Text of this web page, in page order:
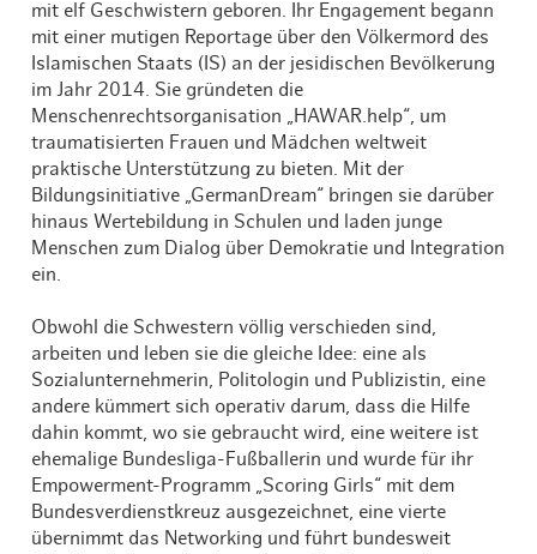
mit elf Geschwistern geboren. Ihr Engagement begann
mit einer mutigen Reportage über den Völkermord des
Islamischen Staats (IS) an der jesidischen Bevölkerung
im Jahr 2014. Sie gründeten die
Menschenrechtsorganisation „HAWAR.help“, um
traumatisierten Frauen und Mädchen weltweit
praktische Unterstützung zu bieten. Mit der
Bildungsinitiative „GermanDream“ bringen sie darüber
hinaus Wertebildung in Schulen und laden junge
Menschen zum Dialog über Demokratie und Integration
ein.
Obwohl die Schwestern völlig verschieden sind,
arbeiten und leben sie die gleiche Idee: eine als
Sozialunternehmerin, Politologin und Publizistin, eine
andere kümmert sich operativ darum, dass die Hilfe
dahin kommt, wo sie gebraucht wird, eine weitere ist
ehemalige Bundesliga-Fußballerin und wurde für ihr
Empowerment-Programm „Scoring Girls“ mit dem
Bundesverdienstkreuz ausgezeichnet, eine vierte
übernimmt das Networking und führt bundesweit